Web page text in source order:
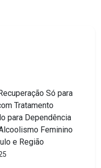
Só para
Tratamento
para Dependência
Feminino
e Região